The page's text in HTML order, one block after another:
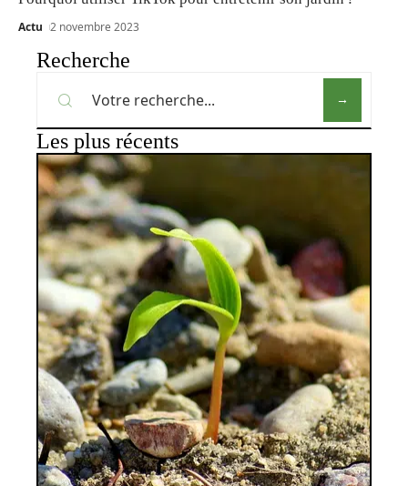
Actu 2 novembre 2023
Recherche
Les plus récents